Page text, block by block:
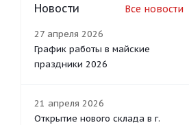
Новости Все новости
27 апреля 2026
График работы в майские
праздники 2026
21 апреля 2026
Открытие нового склада в г.